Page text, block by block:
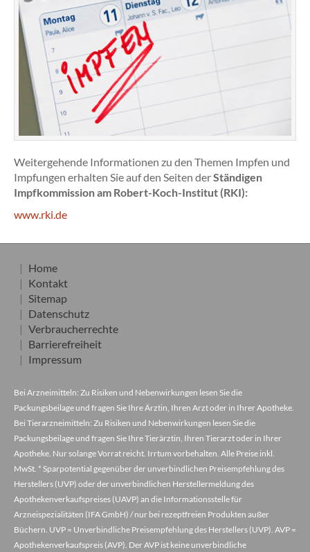
Weitergehende Informationen zu den Themen Impfen und
Impfungen erhalten Sie auf den Seiten derStändigen
Impfkommission am Robert-Koch-Institut (RKI):
www.rki.de
Home
Kontakt
Sitemap
Datenschutz
Verbraucherrechte
Barrierefreiheit
Impressum
Bei Arzneimitteln: Zu Risiken und Nebenwirkungen lesen Sie die
Packungsbeilage und fragen Sie Ihre Ärztin, Ihren Arzt oder in Ihrer Apotheke.
Bei Tierarzneimitteln: Zu Risiken und Nebenwirkungen lesen Sie die
Packungsbeilage und fragen Sie Ihre Tierärztin, Ihren Tierarzt oder in Ihrer
Apotheke. Nur solange Vorrat reicht. Irrtum vorbehalten. Alle Preise inkl.
MwSt. * Sparpotential gegenüber der unverbindlichen Preisempfehlung des
Herstellers (UVP) oder der unverbindlichen Herstellermeldung des
Apothekenverkaufspreises (UAVP) an die Informationsstelle für
Arzneispezialitäten (IFA GmbH) / nur bei rezeptfreien Produkten außer
Büchern. UVP = Unverbindliche Preisempfehlung des Herstellers (UVP). AVP =
Apothekenverkaufspreis (AVP). Der AVP ist keine unverbindliche